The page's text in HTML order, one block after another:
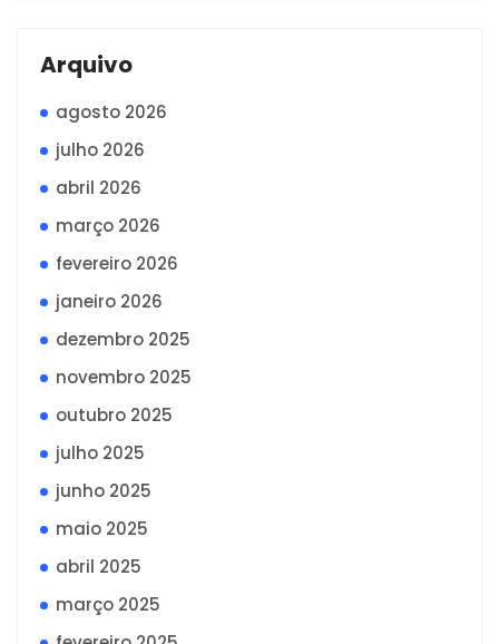
Arquivo
agosto 2026
julho 2026
abril 2026
março 2026
fevereiro 2026
janeiro 2026
dezembro 2025
novembro 2025
outubro 2025
julho 2025
junho 2025
maio 2025
abril 2025
março 2025